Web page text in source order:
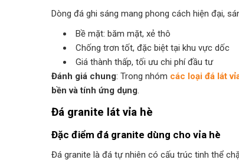
Dòng đá ghi sáng mang phong cách hiện đại,
Bề mặt: băm mặt, xẻ thô
Chống trơn tốt, đặc biệt tại khu vực dốc
Giá thành thấp, tối ưu chi phí đầu tư
Đánh giá chung: Trong nhóm các loại đá lát
bền và tính ứng dụng.
Đá granite lát vỉa hè
Đặc điểm đá granite dùng cho vỉa hè
Đá granite là đá tự nhiên có cấu trúc tinh thể